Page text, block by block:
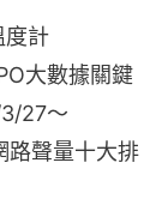
度計
大數據關鍵
27～
聲量十大排